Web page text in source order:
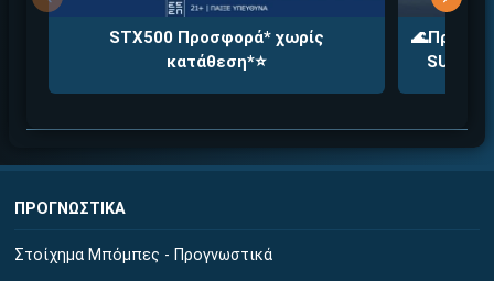
STX500 Προσφορά* χωρίς
κατάθεση*⭐
ΠΡΟΓΝΩΣΤΙΚΑ
Στοίχημα Μπόμπες - Προγνωστικά